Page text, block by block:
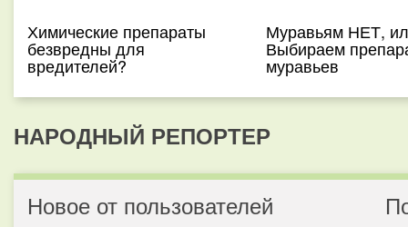
Химические препараты
безвредны для
вредителей?
Муравьям НЕТ,
Выбираем
муравьев
НАРОДНЫЙ РЕПОРТЕР
Новое от пользователей